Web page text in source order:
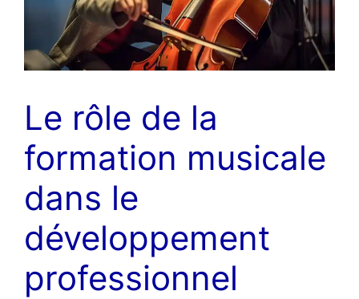
Le rôle de la
formation musicale
dans le
développement
professionnel